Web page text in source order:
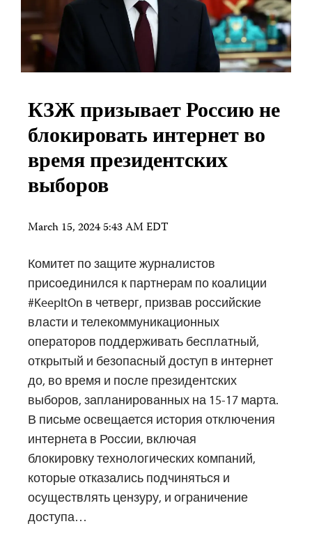
КЗЖ призывает Россию не
блокировать интернет во
время президентских
выборов
March 15, 2024 5:43 AM EDT
Комитет по защите журналистов
присоединился к партнерам по коалиции
#KeepItOn в четверг, призвав российские
власти и телекоммуникационных
операторов поддерживать бесплатный,
открытый и безопасный доступ в интернет
до, во время и после президентских
выборов, запланированных на 15-17 марта.
В письме освещается история отключения
интернета в России, включая
блокировку технологических компаний,
которые отказались подчиняться и
осуществлять цензуру, и ограничение
доступа…